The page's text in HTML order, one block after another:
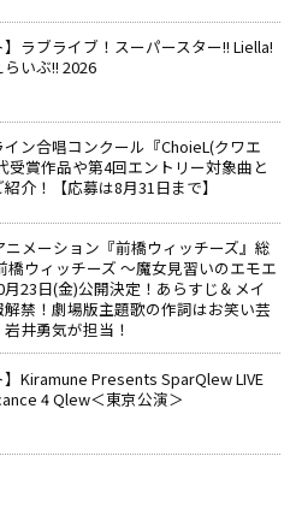
】ラブライブ！スーパースター!! Liella!
いぶ!! 2026
イン合唱コンクール『ChoieL(クワエ
受賞作品や第4回エントリー対象曲と
介！【応募は8月31日まで】
ニメーション『前橋ウィッチーズ』総
橋ウィッチーズ ～魔女見習いのエモエ
23日(金)公開決定！あらすじ＆メイ
解禁！劇場版主題歌の作詞はお笑い芸
井勇気が担当！
】Kiramune Presents SparQlew LIVE
4 Qlew＜東京公演＞